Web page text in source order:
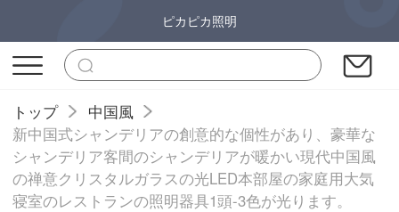
ピカピカ照明
トップ
中国風
新中国式シャンデリアの創意的な個性があり、豪華な
シャンデリア客間のシャンデリアが暖かい現代中国風
の禅意クリスタルガラスの光LED本部屋の家庭用大気
寝室のレストランの照明器具1頭-3色が光ります。